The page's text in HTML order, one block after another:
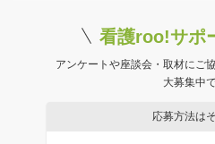
看護roo!サポ
アンケートや座談会・取材にご
大募集中
応募方法は